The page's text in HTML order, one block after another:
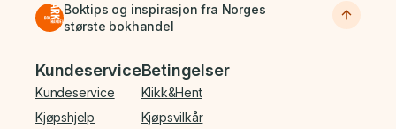
Boktips og inspirasjon fra Norges
største bokhandel
Bunnmeny
Kundeservice
Kundeservice
Kjøpshjelp
Betingelser
Klikk&Hent
Kjøpsvilkår